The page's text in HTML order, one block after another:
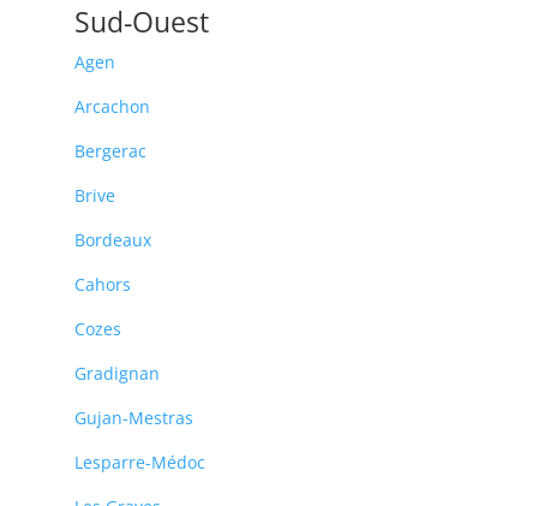
Sud-Ouest
Agen
Arcachon
Bergerac
Brive
Bordeaux
Cahors
Cozes
Gradignan
Gujan-Mestras
Lesparre-Médoc